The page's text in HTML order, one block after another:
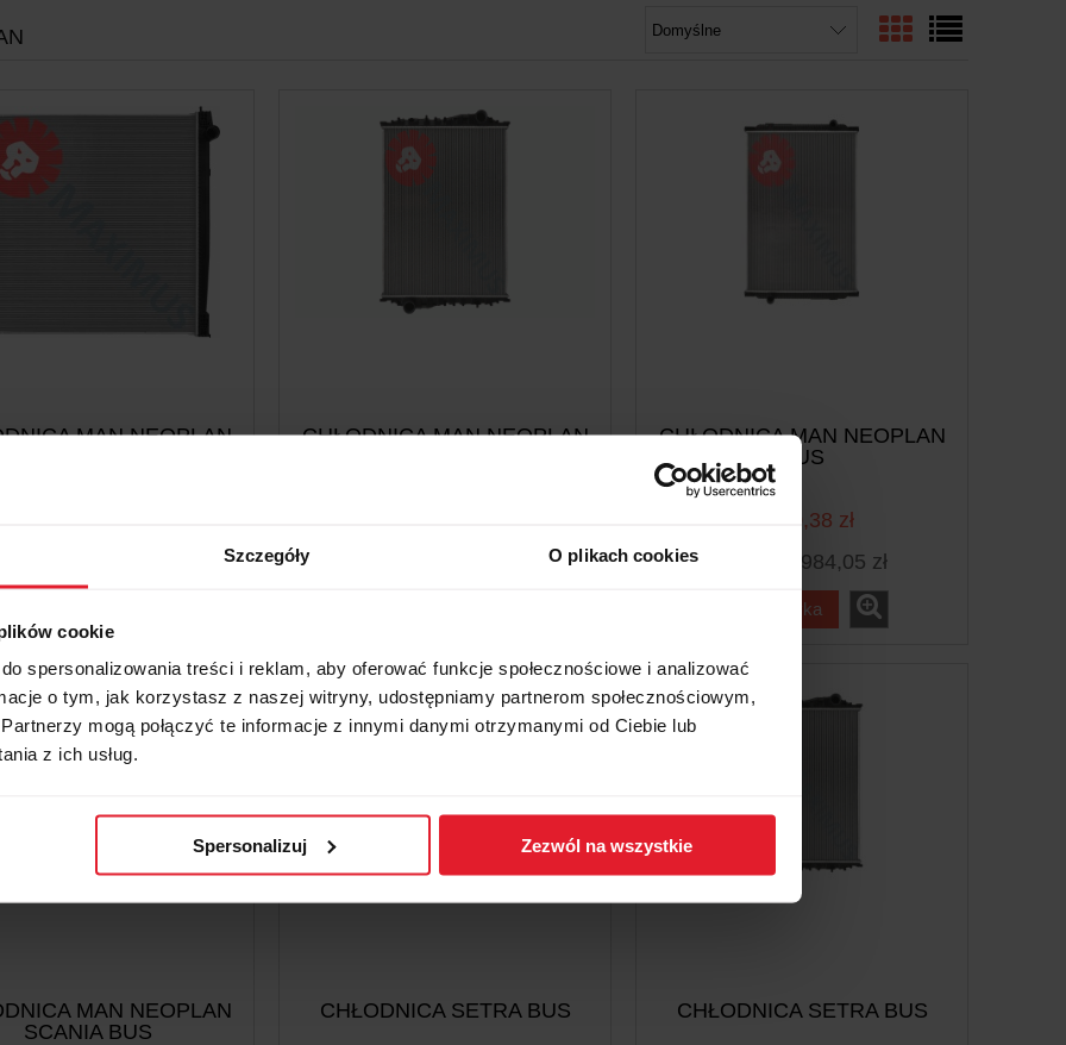
Szczegóły O plikach cookies
cookie
spersonalizowania treści i reklam, aby oferować funkcje społecznościowe i analizować
o tym, jak korzystasz z naszej witryny, udostępniamy partnerom społecznościowym,
mogą połączyć te informacje z innymi danymi otrzymanymi od Ciebie lub
z ich usług.
Spersonalizuj Zezwól na wszystkie
MAN NEOPLAN
CHŁODNICA MAN NEOPLAN
CHŁODNICA MAN NEOPLAN
BUS
1 210,38 zł
984,05 zł
do koszyka
MAN NEOPLAN
SCANIA BUS
CHŁODNICA SETRA BUS CHŁODNICA SETRA BUS